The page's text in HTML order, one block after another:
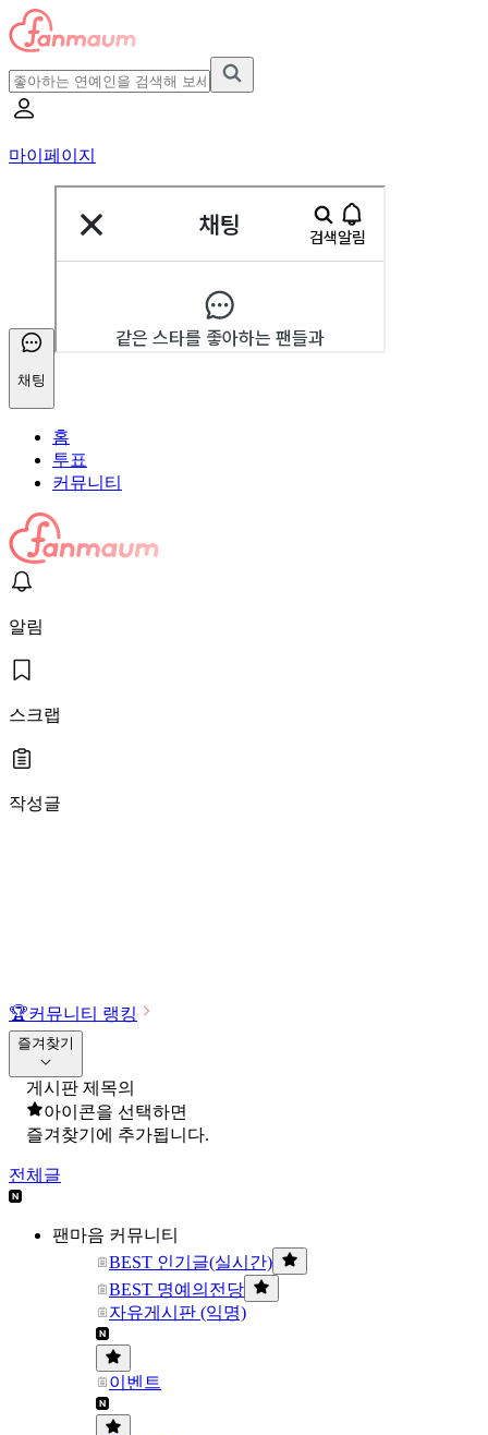
마이페이지
채팅
홈
투표
커뮤니티
알림
스크랩
작성글
🏆커뮤니티 랭킹
즐겨찾기
게시판 제목의
아이콘을 선택하면
즐겨찾기에 추가됩니다.
전체글
팬마음 커뮤니티
BEST 인기글(실시간)
BEST 명예의전당
자유게시판 (익명)
이벤트